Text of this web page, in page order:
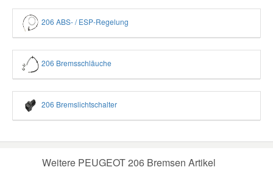
206 ABS- / ESP-Regelung
206 Bremsschläuche
206 Bremslichtschalter
Weitere PEUGEOT 206 Bremsen Artikel